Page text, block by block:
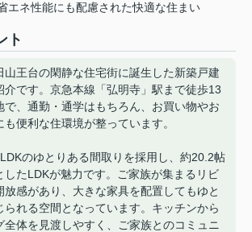
エネ性能にも配慮された快適な住まい
ト
山王台の閑静な住宅街に誕生した新築戸建
介です。京急本線「弘明寺」駅まで徒歩13
で、通勤・通学はもちろん、お買い物やお
も便利な住環境が整っています。
のゆとりある間取りを採用し、約20.2帖
したLDKが魅力です。ご家族が集まるリビ
放感があり、大きな家具を配置してもゆと
られる空間となっています。キッチンから
全体を見渡しやすく、ご家族とのコミュニ